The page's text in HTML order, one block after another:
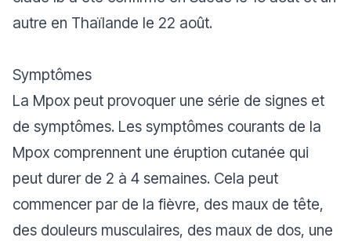
autre en Thaïlande le 22 août.
Symptômes
La Mpox peut provoquer une série de signes et
de symptômes. Les symptômes courants de la
Mpox comprennent une éruption cutanée qui
peut durer de 2 à 4 semaines. Cela peut
commencer par de la fièvre, des maux de tête,
des douleurs musculaires, des maux de dos, une